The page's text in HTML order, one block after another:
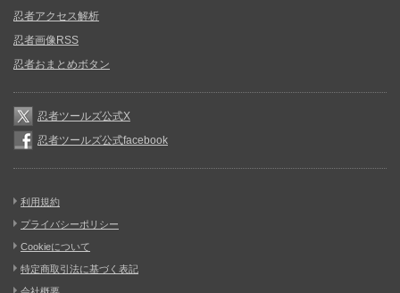
忍者アクセス解析
忍者画像RSS
忍者おまとめボタン
忍者ツールズ公式X
忍者ツールズ公式facebook
利用規約
プライバシーポリシー
Cookieについて
特定商取引法に基づく表記